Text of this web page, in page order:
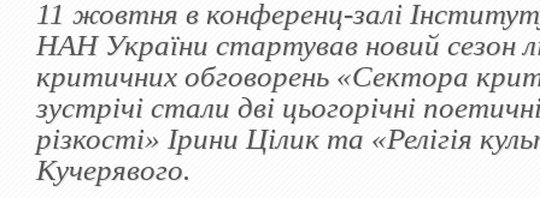
11 жовтня в конференц-залі
НАН України стартував новий сезон
критичних обговорень «Сектора
зустрічі стали дві цьогорічні
різкості» Ірини Цілик та «Релігія
Кучерявого.